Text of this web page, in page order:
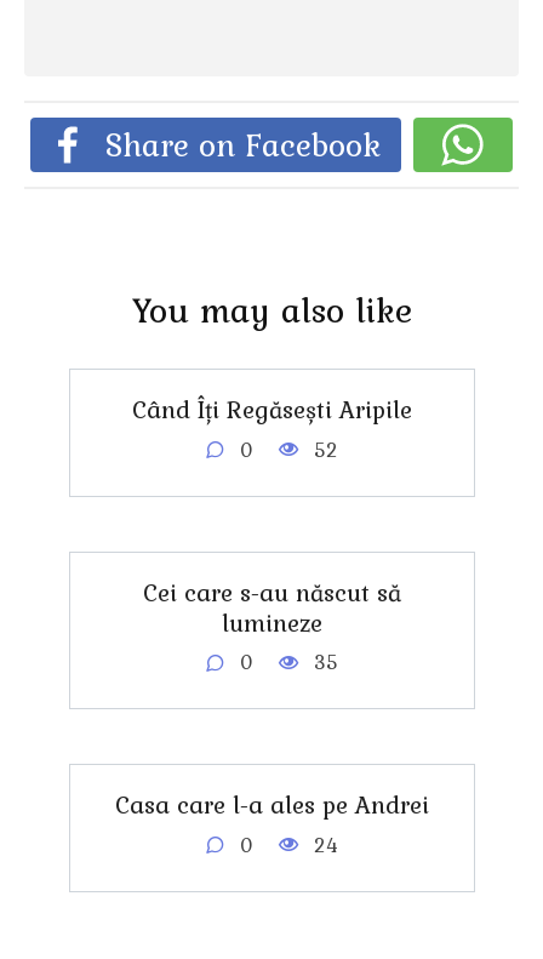
Share on Facebook
You may also like
Când Îți Regăsești Aripile
0 52
Cei care s-au născut să
lumineze
0 35
Casa care l-a ales pe Andrei
0 24